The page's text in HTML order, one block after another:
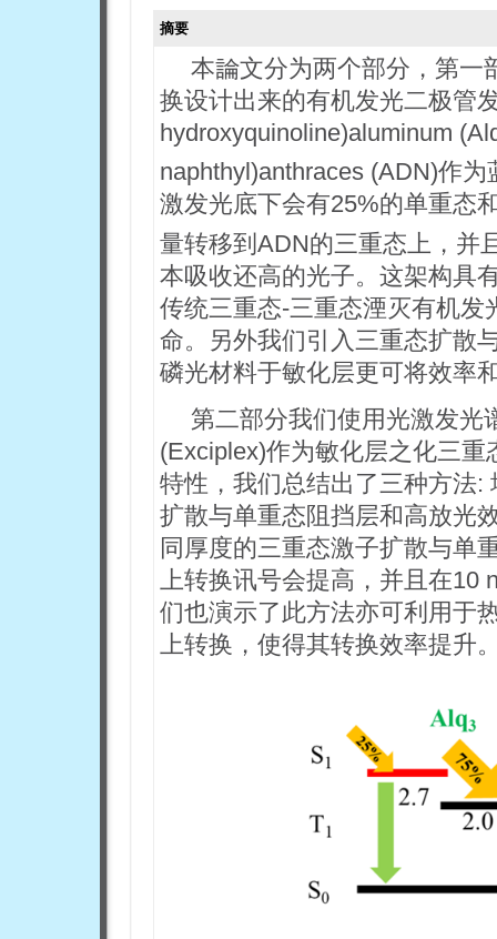
摘要
本論文分为两个部分，第一
换设计出来的有机发光二极管
hydroxyquinoline)aluminum
naphthyl)anthraces (ADN)作
激发光底下会有25%的单重态
量转移到ADN的三重态上，并
本吸收还高的光子。这架构具
传统三重态-三重态湮灭有机
命。另外我们引入三重态扩散
磷光材料于敏化层更可将效率
第二部分我们使用光激发光
(Exciplex)作为敏化层之化三
特性，我们总结出了三种方法:
扩散与单重态阻挡层和高放光
同厚度的三重态激子扩散与单
上转换讯号会提高，并且在10
们也演示了此方法亦可利用于
上转换，使得其转换效率提升